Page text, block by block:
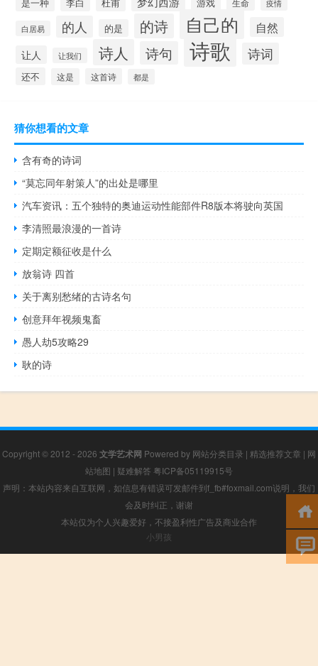
是一种 李白 杜甫 游戏 生命 疫情
白居易 的人 的是 的诗 自己的 自然
让人 让我们 诗人 诗句 诗歌 诗词
还不 这是 这首诗 都是
猜你想看的文章
含有奇的诗词
“莫忘同年射策人”的出处是哪里
汽车资讯：五个独特的奥迪运动性能部件R8版本将驶向英国
李清照最浪漫的一首诗
定期定额征收是什么
放翁诗 四首
关于离别愁绪的古诗名句
创意拜年视频鬼畜
愚人劫5攻略29
耿的诗
Copyright © 2012 - 2026 文学艺术网 Powered by 网站分类目录 | 精选推荐文章 | 网
站地图 | 疑难解答 粤ICP备05119915号
声明：本站内容来自互联网，如信息有错误可发邮件到f_fb#foxmail.com说明，我们
会及时纠正，谢谢
本站仅为个人兴趣爱好，不接盈利性广告及商业合作
小男孩